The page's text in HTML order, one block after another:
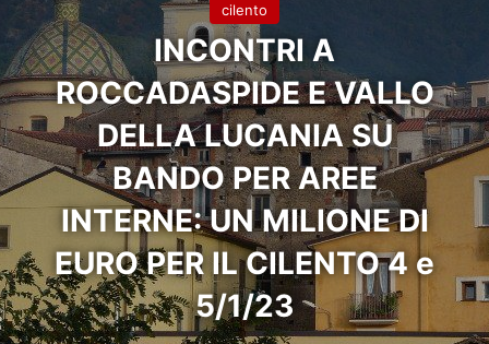
cilento
INCONTRI A
ROCCADASPIDE E VALLO
DELLA LUCANIA SU
BANDO PER AREE
INTERNE: UN MILIONE DI
EURO PER IL CILENTO 4 e
5/1/23